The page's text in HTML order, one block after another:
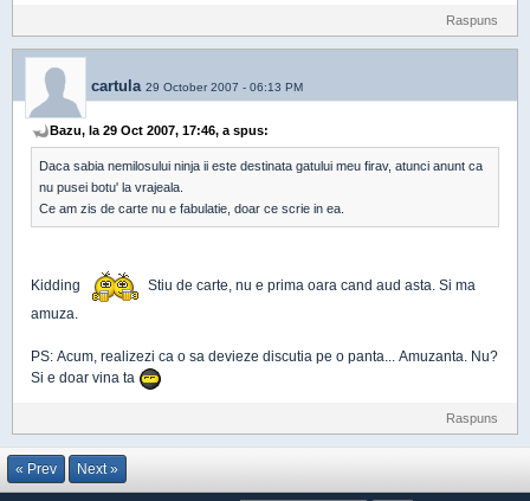
Raspuns
cartula 29 October 2007 - 06:13 PM
Bazu, la 29 Oct 2007, 17:46, a spus:
Daca sabia nemilosului ninja ii este destinata gatului meu firav, atunci anunt ca
nu pusei botu' la vrajeala.
Ce am zis de carte nu e fabulatie, doar ce scrie in ea.
Kidding
Stiu de carte, nu e prima oara cand aud asta. Si ma
amuza.
PS: Acum, realizezi ca o sa devieze discutia pe o panta... Amuzanta. Nu?
Si e doar vina ta
Raspuns
« Prev Next »